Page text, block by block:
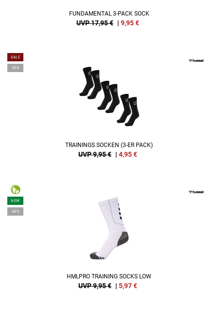
FUNDAMENTAL 3-PACK SOCK
UVP 17,95 € | 9,95€
SALE
-50%
TRAININGS SOCKEN (3-ER PACK)
UVP 9,95 € | 4,95€
NEW
-40%
HMLPRO TRAINING SOCKS LOW
UVP 9,95 € | 5,97€